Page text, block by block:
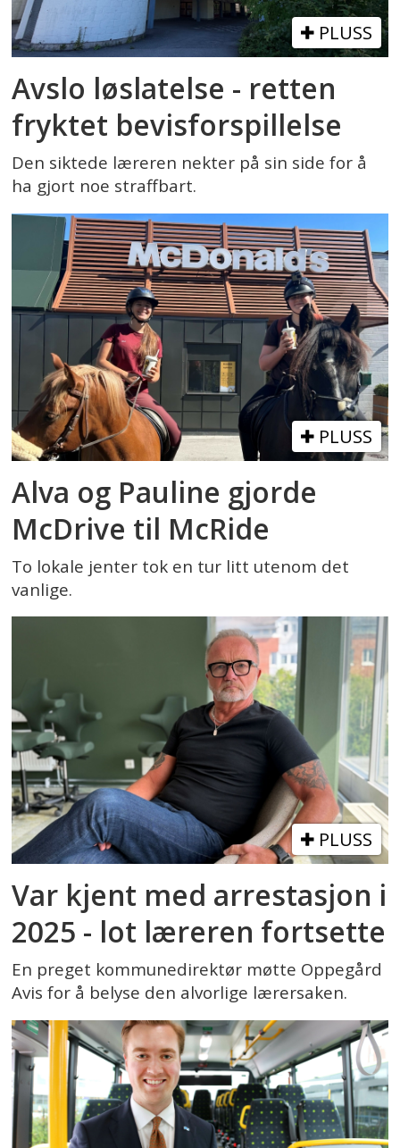
PLUSS
Avslo løslatelse - retten
fryktet bevisforspillelse
Den siktede læreren nekter på sin side for å
ha gjort noe straffbart.
PLUSS
Alva og Pauline gjorde
McDrive til McRide
To lokale jenter tok en tur litt utenom det
vanlige.
PLUSS
Var kjent med arrestasjon i
2025 - lot læreren fortsette
En preget kommunedirektør møtte Oppegård
Avis for å belyse den alvorlige lærersaken.